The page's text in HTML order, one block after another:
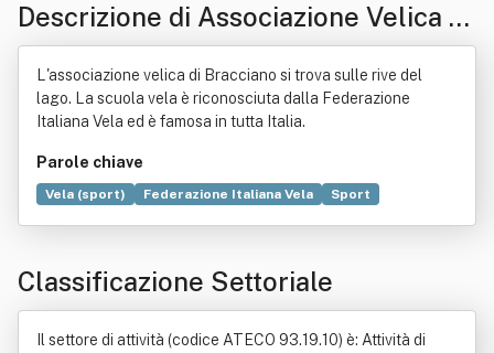
Descrizione di Associazione Velica Di
Bracciano Sportiva Dilettantistica
L'associazione velica di Bracciano si trova sulle rive del
lago. La scuola vela è riconosciuta dalla Federazione
Italiana Vela ed è famosa in tutta Italia.
Parole chiave
Vela (sport) Federazione Italiana Vela
Sport
Autorità
Contratto
Formazione professionale
Classificazione Settoriale
Il settore di attività (codice ATECO 93.19.10) è: Attività di